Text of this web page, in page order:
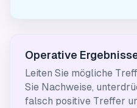
Operative
Leiten Sie mögliche
Sie Nachweise,
falsch positive Treffer